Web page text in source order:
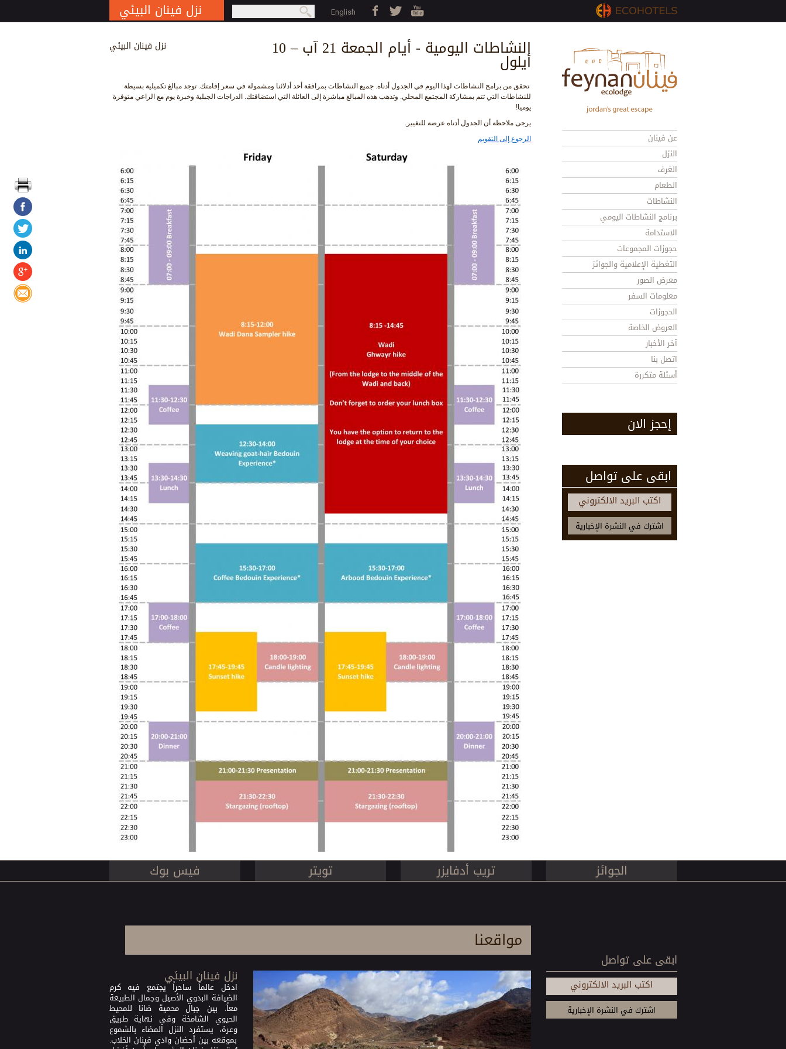
Jump to navigation نزل فينان البيئي
Search form
بحث English
النشاطات اليومية - أيام الجمعة 21 آب – 10
أيلول
نزل فينان البيئي
تحقق من برامج النشاطات لهذا اليوم في الجدول أدناه. جميع النشاطات بمرافقة أحد أدلائنا ومشمولة في سعر إقامتك. توجد مبالغ تكميلية بسيطة
للنشاطات التي تتم بمشاركة المجتمع المحلي. وتذهب هذه المبالغ مباشرة إلى العائلة التي استضافتك. الدراجات الجبلية وخبرة يوم مع الراعي متوفرة
يوميا!
يرجى ملاحظة أن الجدول أدناه عرضة للتغيير.
الرجوع إلى التقويم
عن فينان
النزل
الغرف
الطعام
النشاطات
برنامج النشاطات اليومي
الاستدامة
حجوزات المجموعات
التغطية الإعلامية والجوائز
معرض الصور
معلومات السفر
الحجوزات
العروض الخاصة
آخر الأخبار
اتصل بنا
أسئلة متكررة
إحجز الان
ابقى على تواصل
اكتب البريد الالكتروني
فيس بوك تويتر تريب أدفايزر الجوائز
مواقعنا
نزل فينان البيئي
ادخل عالماً ساحراً يجتمع فيه كرم
الضيافة البدوي الأصيل وجمال الطبيعة
معاً. بين جبال محمية ضانا للمحيط
الحيوي الشامخة وفي نهاية طريق
وعرة، يستفرد النزل المضاء بالشموع
بموقعه بين أحضان وادي فينان الخلاب.
ابقى على تواصل
اكتب البريد الالكتروني